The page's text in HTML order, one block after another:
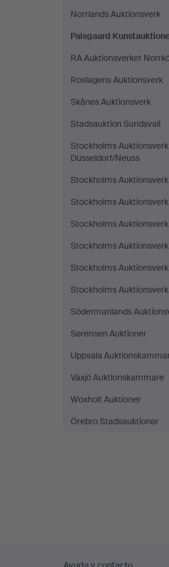
Norrlands Auktionsverk
Palsgaard
RA Auktionsverket
Roslagens Auktionsverk
Skånes Auktionsverk
Stadsauktion Sundsvall
Stockholms Auktionsverk
Düsseldorf/Neuss
Stockholms
Stockholms
Stockholms
Stockholms
Stockholms
Stockholms
Södermanlands
Sørensen Auktioner
Uppsala
Växjö Auktionskammare
Woxholt Auktioner
Örebro Stadsauktioner